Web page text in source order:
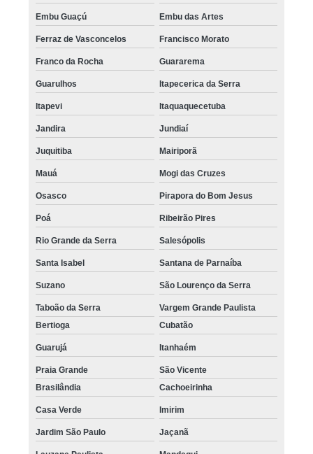
Embu Guaçú Embu das Artes
Ferraz de Vasconcelos Francisco Morato
Franco da Rocha Guararema
Guarulhos Itapecerica da Serra
Itapevi Itaquaquecetuba
Jandira Jundiaí
Juquitiba Mairiporã
Mauá Mogi das Cruzes
Osasco Pirapora do Bom Jesus
Poá Ribeirão Pires
Rio Grande da Serra Salesópolis
Santa Isabel Santana de Parnaíba
Suzano São Lourenço da Serra
Taboão da Serra
Vargem Grande Paulista
Bertioga
Cubatão
Guarujá Itanhaém
Praia Grande
São Vicente
Brasilândia
Cachoeirinha
Casa Verde Imirim
Jardim São Paulo Jaçanã